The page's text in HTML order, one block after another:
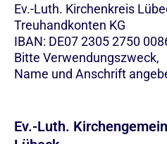
Ev.-Luth. Kirchenkreis
Treuhandkonten KG
IBAN: DE07 2305 2750
Bitte Verwendungszweck,
Name und Anschrift
Ev.-Luth.